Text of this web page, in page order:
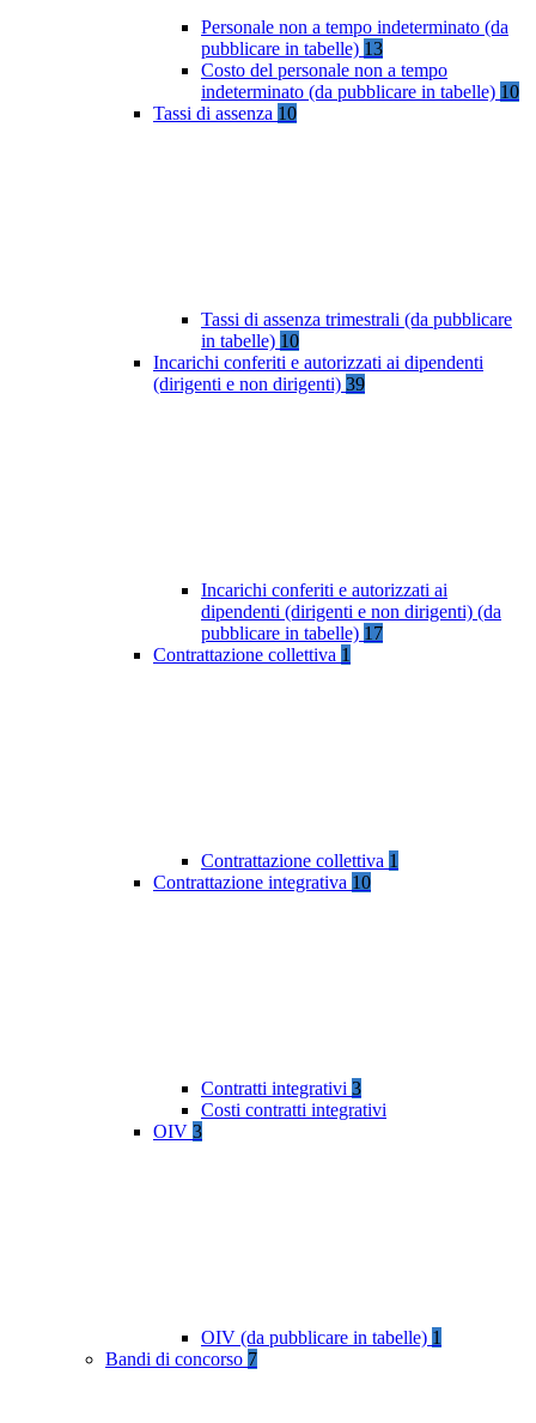
Personale non a tempo indeterminato (da
pubblicare in tabelle) 13
Costo del personale non a tempo
indeterminato (da pubblicare in tabelle) 10
Tassi di assenza 10
Tassi di assenza trimestrali (da pubblicare
in tabelle) 10
Incarichi conferiti e autorizzati ai dipendenti
(dirigenti e non dirigenti) 39
Incarichi conferiti e autorizzati ai
dipendenti (dirigenti e non dirigenti) (da
pubblicare in tabelle) 17
Contrattazione collettiva 1
Contrattazione collettiva 1
Contrattazione integrativa 10
Contratti integrativi 3
Costi contratti integrativi
OIV 3
OIV (da pubblicare in tabelle) 1
Bandi di concorso 7